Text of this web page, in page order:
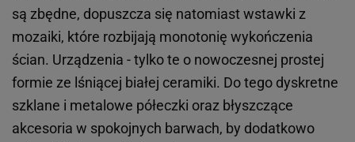
są zbędne, dopuszcza się natomiast wstawki z
mozaiki, które rozbijają monotonię wykończenia
ścian. Urządzenia - tylko te o nowoczesnej prostej
formie ze lśniącej białej ceramiki. Do tego dyskretne
szklane i metalowe półeczki oraz błyszczące
akcesoria w spokojnych barwach, by dodatkowo